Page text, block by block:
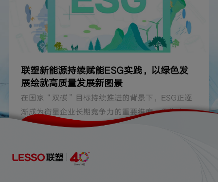
联塑新能源持续赋能ESG实践，以绿色发
展绘就高质量发展新图景
在国家“双碳”目标持续推进的背景下，ESG正逐
渐成为衡量企业长期竞争力的重要维度。作为大型
环球管道建材产业集团，联塑不断将绿色低碳理念
领域持续深化实践。其中，以分布式光伏建设为代
表的联塑新能源实践，正成为企业推进绿色制造、
2026-07-29